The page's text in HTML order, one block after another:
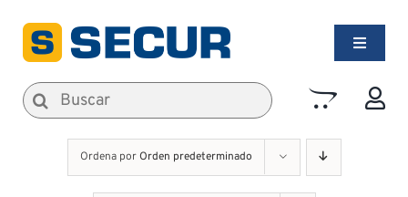
contenido
Toggle
Alarmas de Seguridad
Incendios
Buscar:
Ordena porOrden predeterminado